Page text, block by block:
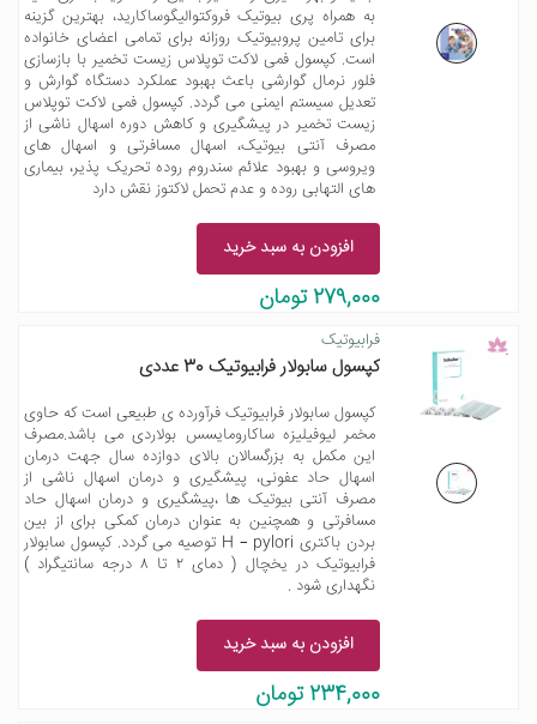
به همراه پری بیوتیک فروکتوالیگوساکارید، بهترین گزینه
برای تامین پروبیوتیک روزانه برای تمامی اعضای خانواده
است. کپسول فمی لاکت توپلاس زیست تخمیر با بازسازی
فلور نرمال گوارشی باعث بهبود عملکرد دستگاه گوارش و
تعدیل سیستم ایمنی می گردد. کپسول فمی لاکت توپلاس
زیست تخمیر در پیشگیری و کاهش دوره اسهال ناشی از
مصرف آنتی بیوتیک، اسهال مسافرتی و اسهال های
ویروسی و بهبود علائم سندروم روده تحریک پذیر، بیماری
های التهابی روده و عدم تحمل لاکتوز نقش دارد
افزودن به سبد خرید
279,000 تومان
فرابیوتیک
کپسول سابولار فرابیوتیک 30 عددی
کپسول سابولار فرابیوتیک فرآورده ی طبیعی است که حاوی
مخمر لیوفیلیزه ساکارومایسس بولاردی می باشد.مصرف
این مکمل به بزرگسالان بالای دوازده سال جهت درمان
اسهال حاد عفونی، پیشگیری و درمان اسهال ناشی از
مصرف آنتی بیوتیک ها ،پیشگیری و درمان اسهال حاد
مسافرتی و همچنین به عنوان درمان کمکی برای از بین
بردن باکتری H – pylori توصیه می گردد. کپسول سابولار
فرابیوتیک در یخچال ( دمای ۲ تا ۸ درجه سانتیگراد )
نگهداری شود .
افزودن به سبد خرید
234,000 تومان